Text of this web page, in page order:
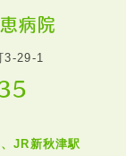
病院
3-29-1
JR新秋津駅